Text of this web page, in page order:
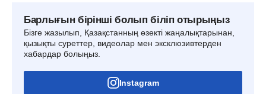
Барлығын бірінші болып біліп отырыңыз
Бізге жазылып, Қазақстанның өзекті жаңалықтарынан,
қызықты суреттер, видеолар мен эксклюзивтерден
хабардар болыңыз.
Instagram